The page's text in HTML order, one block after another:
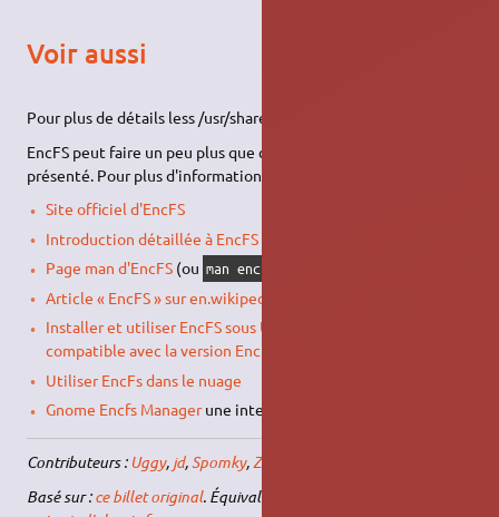
Voir aussi
Pour plus de détails less /usr/share/doc/encfs/README.gz
EncFS peut faire un peu plus que ce que cette aide n'a
présenté. Pour plus d'informations, voyez :
Site officiel d'EncFS
Introduction détaillée à EncFS(Lien Mort à supprimer)
Page man d'EncFS(ou man encfs
Article « EncFS » sur en.wikipedia.org
Installer et utiliser EncFS sous Ubuntu Gnome 20.04
compatible avec la version EncFSMP (Windows)
Utiliser EncFs dans le nuage
Gnome Encfs Managerune interface graphique pour Encfs.
Contributeurs : Uggy, jd,Spomky,Zakhar
Basé sur :ce billet original. Équivalent anglophone disponible sur